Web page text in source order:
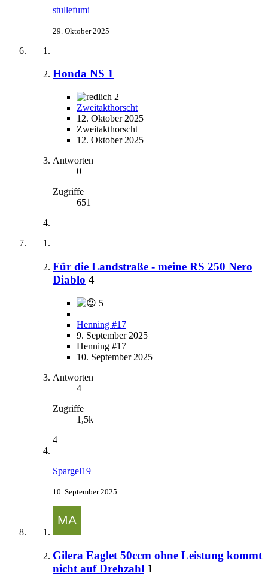
stullefumi
29. Oktober 2025
Honda NS 1
2
Zweitakthorscht
12. Oktober 2025
Zweitakthorscht
12. Oktober 2025
Antworten
0
Zugriffe
651
Für die Landstraße - meine RS 250 Nero
Diablo 4
5
Henning #17
9. September 2025
Henning #17
10. September 2025
Antworten
4
Zugriffe
1,5k
4
Spargel19
10. September 2025
Gilera Eaglet 50ccm ohne Leistung kommt
nicht auf Drehzahl 1